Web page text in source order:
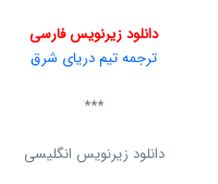
دانلود زیرنویس فارسی
ترجمه تیم دریای شرق
***
دانلود زیرنویس انگلیسی